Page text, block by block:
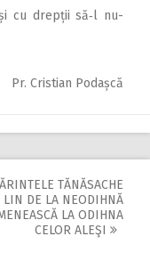
cu drepții să‑l nu­
Pr. Cristian Podașcă
TĂNĂSACHE
LIN DE LA NEODIHNĂ
LA ODIHNA
CELOR ALEŞI